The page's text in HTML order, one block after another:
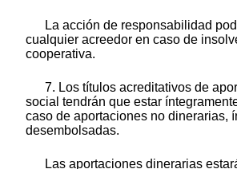
La acción de responsabilidad
cualquier acreedor en caso de
cooperativa.
7. Los títulos acreditativos de
social tendrán que estar
caso de aportaciones no dinerarias,
desembolsadas.
Las aportaciones dinerarias